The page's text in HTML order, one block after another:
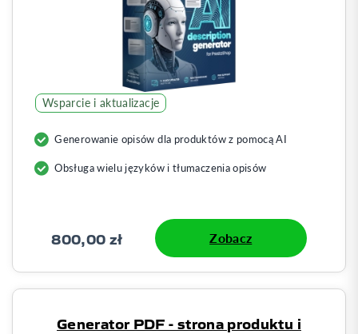
Wsparcie i aktualizacje
Generowanie opisów dla produktów z pomocą AI
Obsługa wielu języków i tłumaczenia opisów
800,00 zł Zobacz
Generator PDF - strona produktu i